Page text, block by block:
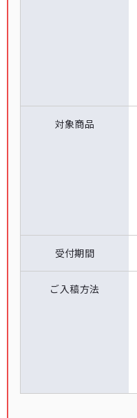
対象商品
受付期間
ご入稿方法